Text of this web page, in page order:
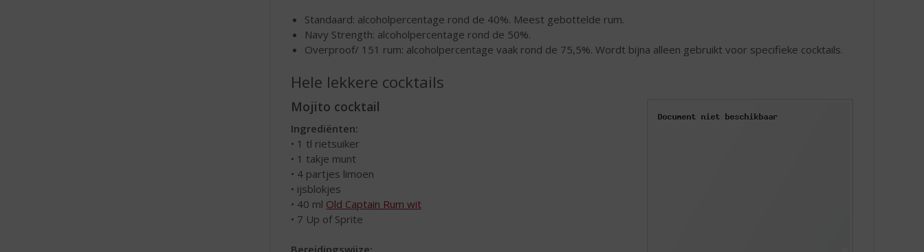
Standaard: alcoholpercentage rond de 40%. Meest gebottelde rum.
Navy Strength: alcoholpercentage rond de 50%.
Overproof/ 151 rum: alcoholpercentage vaak rond de 75,5%. Wordt bijna alleen gebruikt voor specifieke cocktails.
Hele lekkere cocktails
Mojito cocktail
Ingrediënten:
• 1 tl rietsuiker
• 1 takje munt
• 4 partjes limoen
• ijsblokjes
• 40 ml Old Captain Rum wit
• 7 Up of Sprite